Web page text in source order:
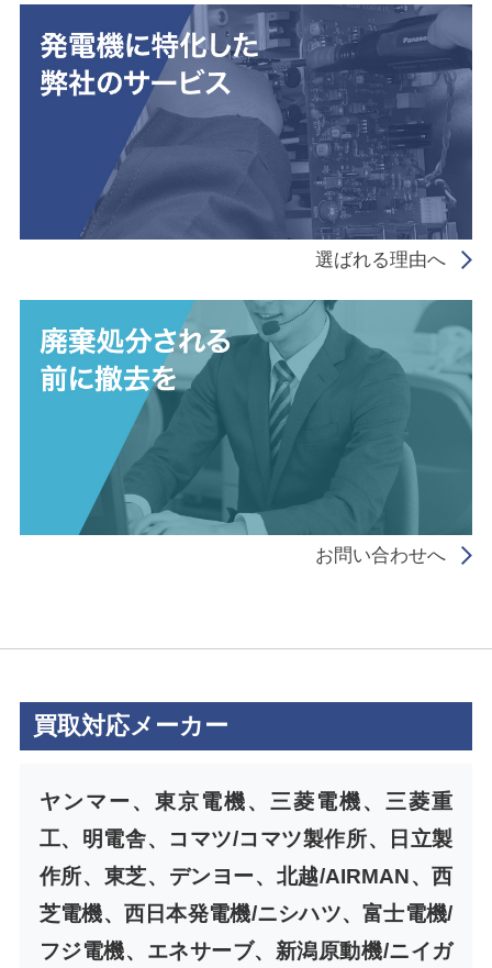
選ばれる理由へ
お問い合わせへ
買取対応メーカー
ヤンマー、東京電機、三菱電機、三菱重
工、明電舎、コマツ/コマツ製作所、日立製
作所、東芝、デンヨー、北越/AIRMAN、西
芝電機、西日本発電機/ニシハツ、富士電機/
フジ電機、エネサーブ、新潟原動機/ニイガ